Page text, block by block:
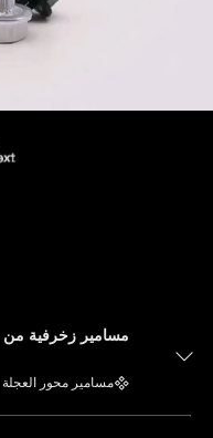
مسامير محور العجلة